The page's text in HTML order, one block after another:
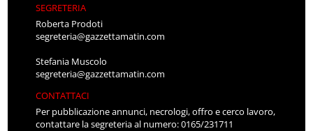
SEGRETERIA
Roberta Prodoti
segreteria@gazzettamatin.com
Stefania Muscolo
segreteria@gazzettamatin.com
CONTATTACI
Per pubblicazione annunci, necrologi, offro e cerco lavoro,
contattare la segreteria al numero: 0165/231711